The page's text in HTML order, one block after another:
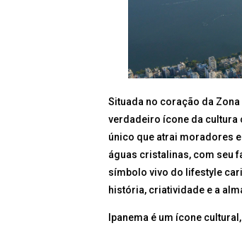
Situada no coração da
verdadeiro ícone da cultura
único que atrai moradores
águas cristalinas, com seu
símbolo vivo do lifestyle
história, criatividade e a
Ipanema é um ícone